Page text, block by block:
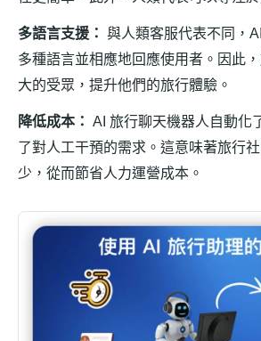
多語言支援： 與人類客服代表不同，
多種語言並相應地回應使用者。因此
大的受眾，提升他們的旅行體驗。
降低成本： AI 旅行聊天機器人自動化
了對人工干預的需求。這意味著旅行
少，從而節省人力運營成本。